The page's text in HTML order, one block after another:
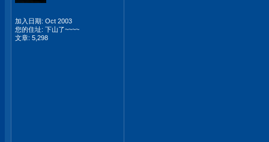
加入日期: Oct 2003
您的住址: 下山了~~~~
文章: 5,298